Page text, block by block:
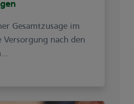
Gesamtzusage im
nach den